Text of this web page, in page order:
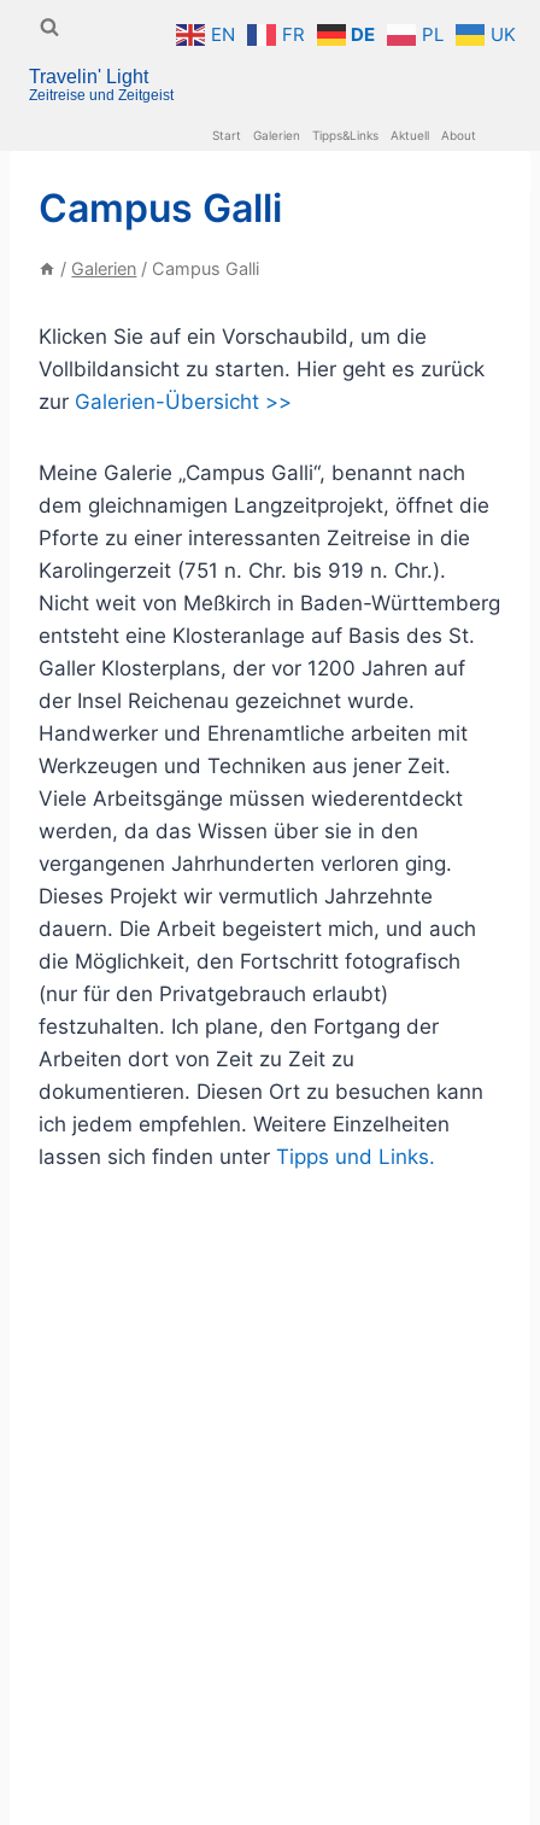
springen
Travelin' Light
Zeitreise und Zeitgeist
Start Galerien Tipps&Links Aktuell About
Campus Galli
/ Galerien / Campus Galli
Klicken Sie auf ein Vorschaubild, um die
Vollbildansicht zu starten. Hier geht es zurück
zur Galerien-Übersicht >>
Meine Galerie „Campus Galli“, benannt nach
dem gleichnamigen Langzeitprojekt, öffnet die
Pforte zu einer interessanten Zeitreise in die
Karolingerzeit (751 n. Chr. bis 919 n. Chr.).
Nicht weit von Meßkirch in Baden-Württemberg
entsteht eine Klosteranlage auf Basis des St.
Galler Klosterplans, der vor 1200 Jahren auf
der Insel Reichenau gezeichnet wurde.
Handwerker und Ehrenamtliche arbeiten mit
Werkzeugen und Techniken aus jener Zeit.
Viele Arbeitsgänge müssen wiederentdeckt
werden, da das Wissen über sie in den
vergangenen Jahrhunderten verloren ging.
Dieses Projekt wir vermutlich Jahrzehnte
dauern. Die Arbeit begeistert mich, und auch
die Möglichkeit, den Fortschritt fotografisch
(nur für den Privatgebrauch erlaubt)
festzuhalten. Ich plane, den Fortgang der
Arbeiten dort von Zeit zu Zeit zu
dokumentieren. Diesen Ort zu besuchen kann
ich jedem empfehlen. Weitere Einzelheiten
lassen sich finden unter Tipps und Links.
EN FR DE PL UK